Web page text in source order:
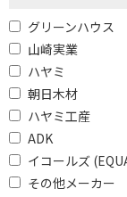
グリーンハウス
山崎実業
ハヤミ
朝日木材
ハヤミ工産
ADK
イコールズ
その他メーカー